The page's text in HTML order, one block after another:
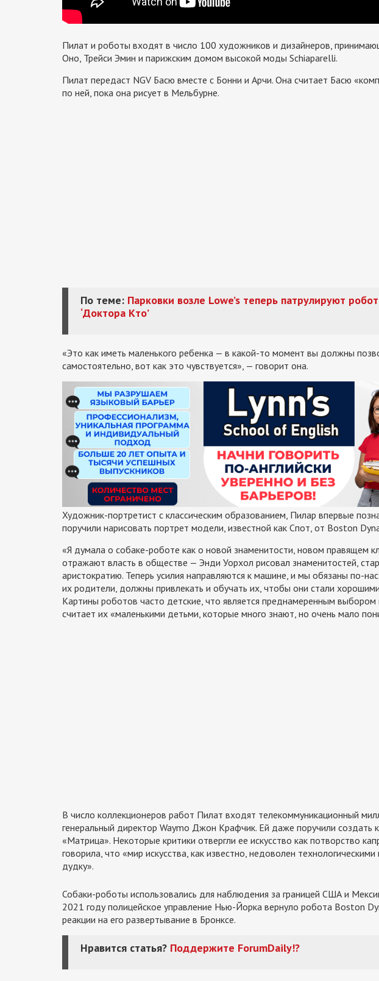
Пилат и роботы входят в число 100 художников и дизайнеров,
Оно, Трейси Эмин и парижским домом высокой моды Schiaparelli.
Пилат передаст NGV Басю вместе с Бонни и Арчи. Она считает Басю
по ней, пока она рисует в Мельбурне.
По теме: Парковки возле Lowe’s теперь патрулируют
‘Доктора Кто’
«Это как иметь маленького ребенка — в какой-то момент вы должны
самостоятельно, вот как это чувствуется», — говорит она.
Художник-портретист с классическим образованием, Пилар впервые
поручили нарисовать портрет модели, известной как Спот, от Boston
«Я думала о собаке-роботе как о новой знаменитости, новом правящем
отражают власть в обществе — Энди Уорхол рисовал знаменитостей,
аристократию. Теперь усилия направляются к машине, и мы обязаны по-
их родители, должны привлекать и обучать их, чтобы они стали
Картины роботов часто детские, что является преднамеренным
считает их «маленькими детьми, которые много знают, но очень мало
В число коллекционеров работ Пилат входят телекоммуникационный
генеральный директор Waymo Джон Крафчик. Ей даже поручили создать
«Матрица». Некоторые критики отвергли ее искусство как потворство
говорила, что «мир искусства, как известно, недоволен
дудку».
Собаки-роботы использовались для наблюдения за границей США и
2021 году полицейское управление Нью-Йорка вернуло робота Boston
реакции на его развертывание в Бронксе.
Нравится статья? Поддержите ForumDaily!?